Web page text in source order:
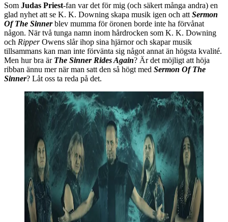
Som Judas Priest-fan var det för mig (och säkert många andra) en
glad nyhet att se K. K. Downing skapa musik igen och att Sermon
Of The Sinnerblev mumma för öronen borde inte ha förvånat
någon. När två tunga namn inom hårdrocken som K. K. Downing
och RipperOwens slår ihop sina hjärnor och skapar musik
tillsammans kan man inte förvänta sig något annat än högsta kvalité.
Men hur bra är The Sinner Rides Again? Är det möjligt att höja
ribban ännu mer när man satt den så högt med Sermon Of The
Sinner? Låt oss ta reda på det.